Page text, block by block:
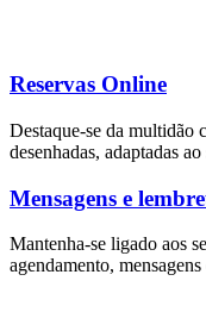
Reservas Online
Destaque-se da multidão
desenhadas, adaptadas
Mensagens e
Mantenha-se ligado aos
agendamento,